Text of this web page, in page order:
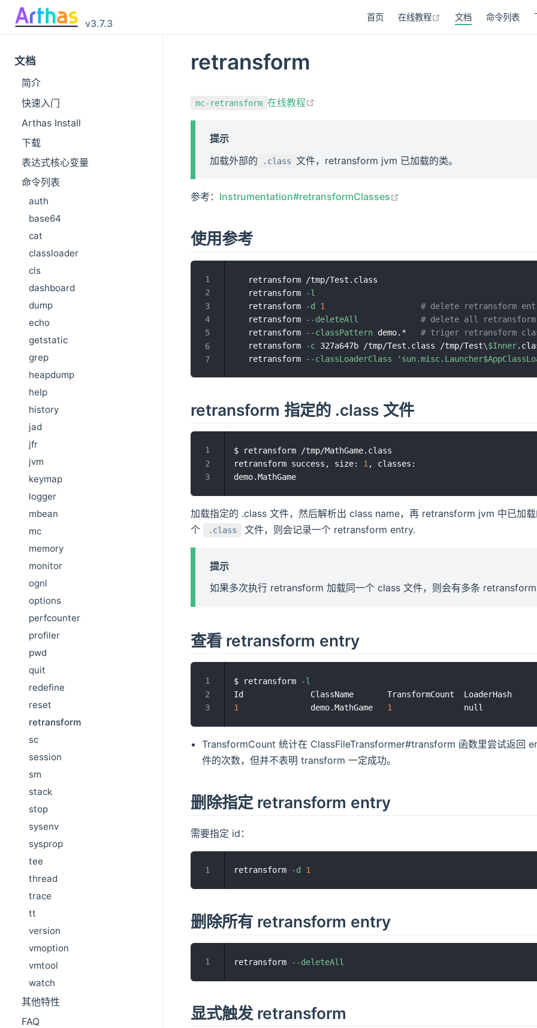
v3.7.3
首页 在线教程 在新窗口打开
文档 命令列表
文档
简介
快速入门
Arthas Install
下载
表达式核心变量
命令列表
auth
base64
cat
classloader
cls
dashboard
dump
echo
getstatic
grep
heapdump
help
history
jad
jfr
jvm
keymap
logger
mbean
mc
memory
monitor
ognl
options
perfcounter
profiler
pwd
quit
redefine
reset
retransform
sc
session
sm
stack
stop
sysenv
sysprop
tee
thread
trace
tt
version
vmoption
vmtool
watch
其他特性
FAQ
retransform
mc-retransform 在线教程
提示
加载外部的
.class 文件，retransform jvm 已加载的类。
参考： Instrumentation#retransformClasses
使用参考
   retransform /tmp/Test.class
   retransform
-l
   retransform
-d 1
# delete retransform
   retransform
--deleteAll
# delete all
   retransform
--classPattern demo.* # triger retransform
   retransform
-c 327a647b /tmp/Test.class /tmp/Test\$Inner
   retransform
--classLoaderClass
retransform 指定的 .class 文件
$ retransform /tmp/MathGame.class
retransform success, size: 1 , classes:
加载指定的 .class 文件，然后解析出 class name，再 retransform jvm 中已加
个
.class 文件，则会记录一个 retransform entry.
提示
如果多次执行 retransform 加载同一个 class 文件，则会有多条
查看 retransform entry
$ retransform
-l
1
               demo.MathGame
1
TransformCount 统计在 ClassFileTransformer#transform 函数里尝试返回
件的次数，但并不表明 transform 一定成功。
删除指定 retransform entry
需要指定 id：
retransform -d 1
删除所有 retransform entry
retransform --deleteAll
显式触发 retransform